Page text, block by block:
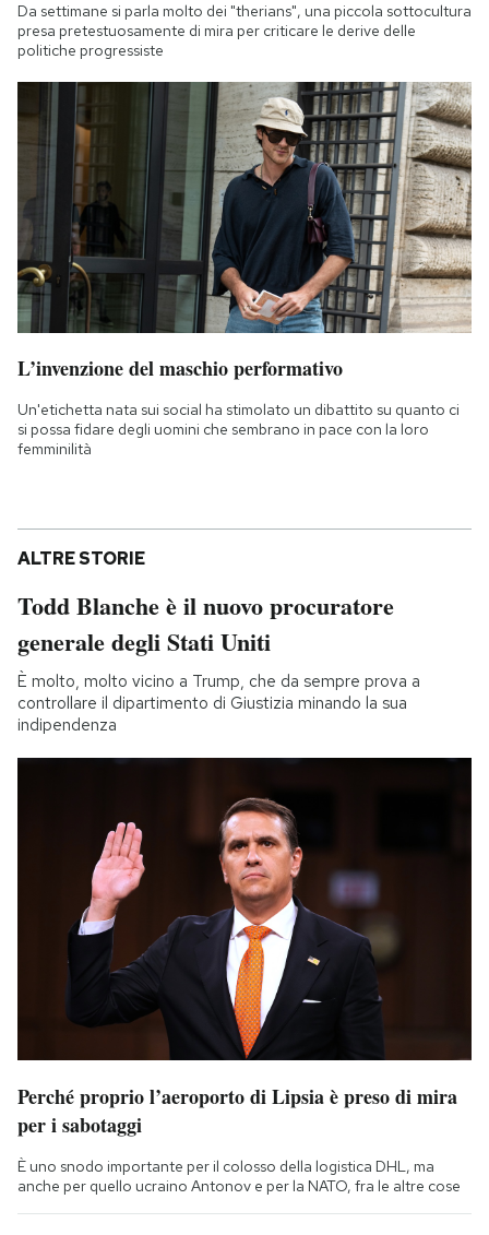
Da settimane si parla molto dei "therians", una piccola sottocultura
presa pretestuosamente di mira per criticare le derive delle
politiche progressiste
L’invenzione del maschio performativo
Un'etichetta nata sui social ha stimolato un dibattito su quanto ci
si possa fidare degli uomini che sembrano in pace con la loro
femminilità
ALTRE STORIE
Todd Blanche è il nuovo procuratore
generale degli Stati Uniti
È molto, molto vicino a Trump, che da sempre prova a
controllare il dipartimento di Giustizia minando la sua
indipendenza
Perché proprio l’aeroporto di Lipsia è preso di mira
per i sabotaggi
È uno snodo importante per il colosso della logistica DHL, ma
anche per quello ucraino Antonov e per la NATO, fra le altre cose